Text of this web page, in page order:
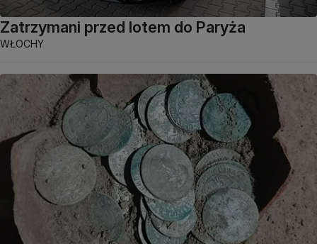
Zatrzymani przed lotem do Paryża
WŁOCHY